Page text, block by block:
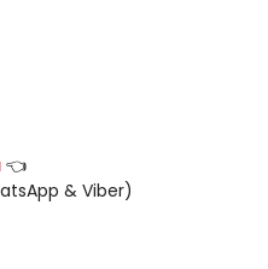
👈
& Viber)